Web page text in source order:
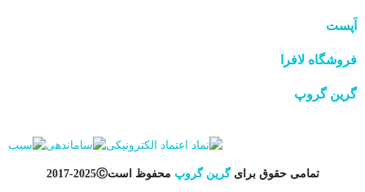
اَپست
فروشگاه لافرا
گرین گروپ
تمامی حقوق برایگرین گروپ محفوظ استⒸ
2025-2017